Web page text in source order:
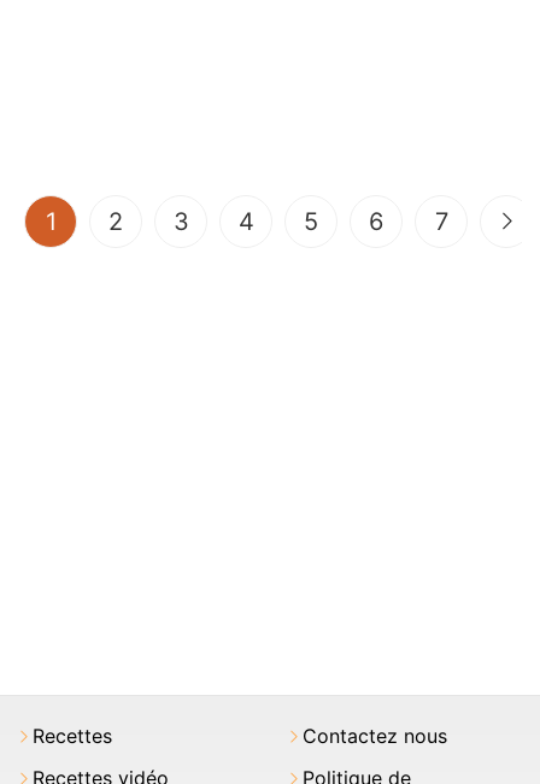
1 (current)
2 3 4 5 6 7
Recettes
Recettes vidéo
Contactez nous
Politique de